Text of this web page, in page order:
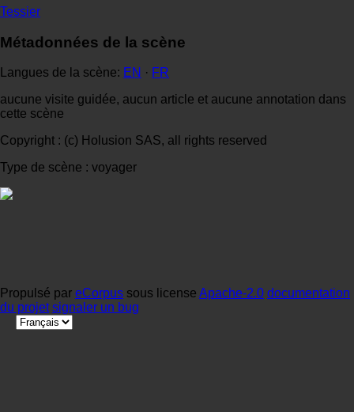
Tessier
Métadonnées de la scène
Langues de la scène: EN · FR
aucune visite guidée, aucun article et aucune annotation dans
cette scène
Copyright : (c) Holusion SAS, all rights reserved
Type de scène : voyager
Propulsé par eCorpus sous license Apache-2.0 documentation
du projet signaler un bug